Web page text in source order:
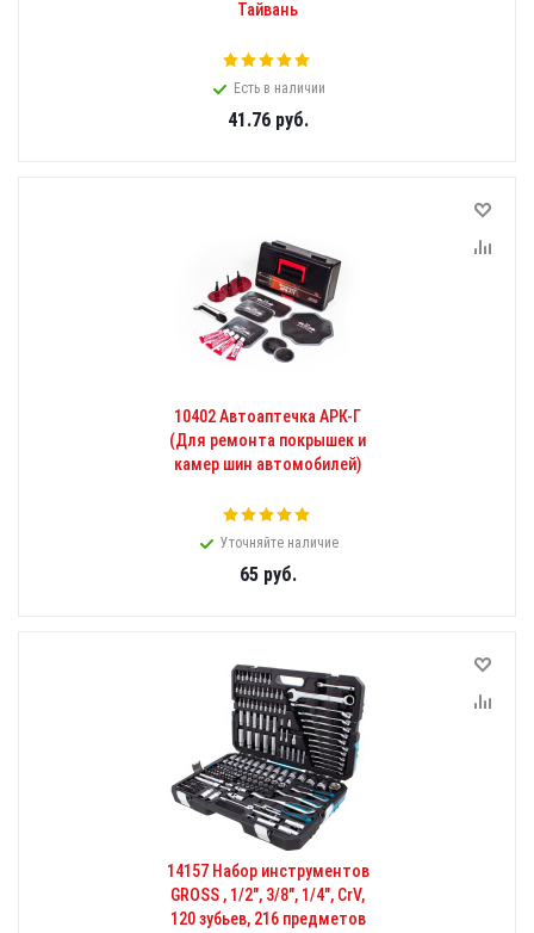
Тайвань
Есть в наличии
41.76руб.
10402 Автоаптечка АРК-Г
(Для ремонта покрышек и
камер шин автомобилей)
Уточняйте наличие
65руб.
14157 Набор инструментов
GROSS , 1/2", 3/8", 1/4", CrV,
120 зубьев, 216 предметов